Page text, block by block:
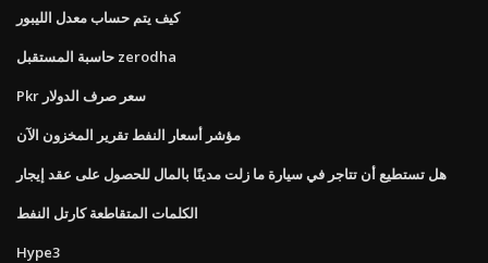
كيف يتم حساب معدل الليبور
حاسبة المستقبل zerodha
Pkr سعر صرف الدولار
مؤشر أسعار النفط تقرير المخزون الآن
هل تستطيع أن تتاجر في سيارة ما زلت مدينًا بالمال للحصول على عقد إيجار
الكلمات المتقاطعة كارتل النفط
Hype3